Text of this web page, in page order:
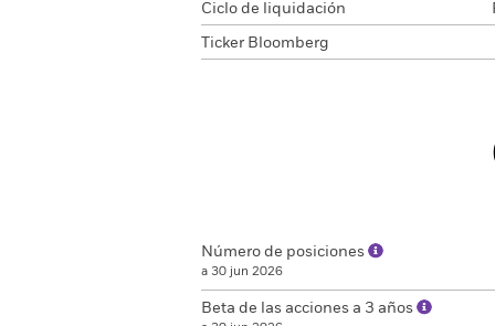
Ciclo de liquidación
Ticker Bloomberg
Número de posiciones
a 30 jun 2026
Beta de las acciones a 3 años